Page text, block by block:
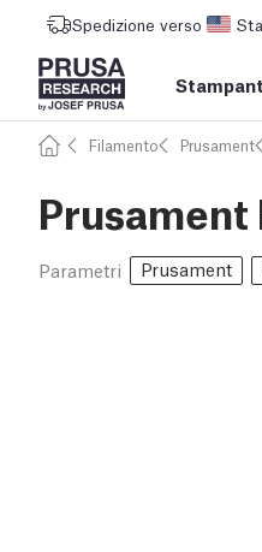
Spedizione verso
Filamento Prusament
Prusament
Parametri Prusament